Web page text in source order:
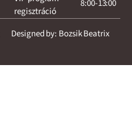
regisztráció
8:00-13:00
Designed by: Bozsik Beatrix